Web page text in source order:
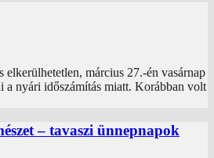
elkerülhetetlen, március 27.-én vasárnap
a nyári időszámítás miatt. Korábban volt
– tavaszi ünnepnapok